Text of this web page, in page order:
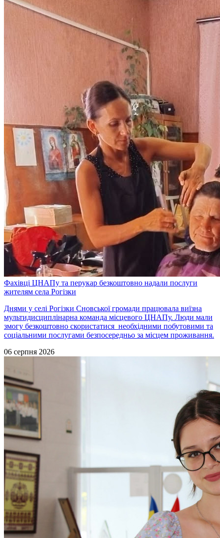
Фахівці ЦНАПу та перукар безкоштовно надали послуги
жителям села Рогізки
Днями у селі Рогізки Сновської громади працювала виїзна
мультидисциплінарна команда місцевого ЦНАПу. Люди мали
змогу безкоштовно скористатися необхідними побутовими та
соціальними послугами безпосередньо за місцем проживання.
06 серпня 2026